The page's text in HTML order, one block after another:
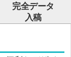
完全データ
入稿